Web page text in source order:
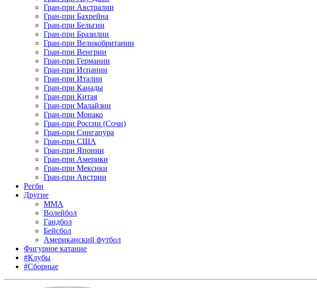
Гран-при Австралии
Гран-при Бахрейна
Гран-при Бельгии
Гран-при Бразилии
Гран-при Великобритании
Гран-при Венгрии
Гран-при Германии
Гран-при Испании
Гран-при Италии
Гран-при Канады
Гран-при Китая
Гран-при Малайзии
Гран-при Монако
Гран-при России (Сочи)
Гран-при Сингапура
Гран-при США
Гран-при Японии
Гран-при Америки
Гран-при Мексики
Гран-при Австрии
Регби
Другие
MMA
Волейбол
Гандбол
Бейсбол
Американский футбол
Фигурное катание
#Клубы
#Сборные